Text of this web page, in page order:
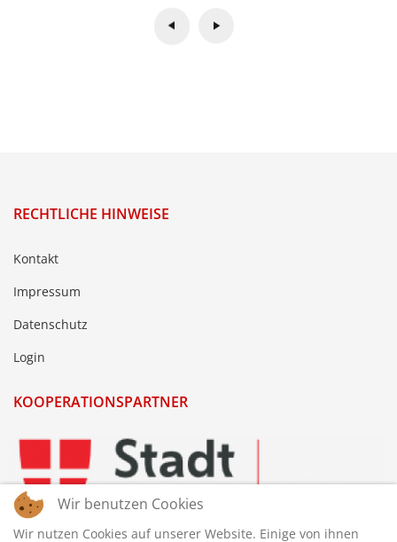
RECHTLICHE HINWEISE
Kontakt
Impressum
Datenschutz
Login
KOOPERATIONSPARTNER
Wir benutzen Cookies
Wir nutzen Cookies auf unserer Website. Einige von ihnen